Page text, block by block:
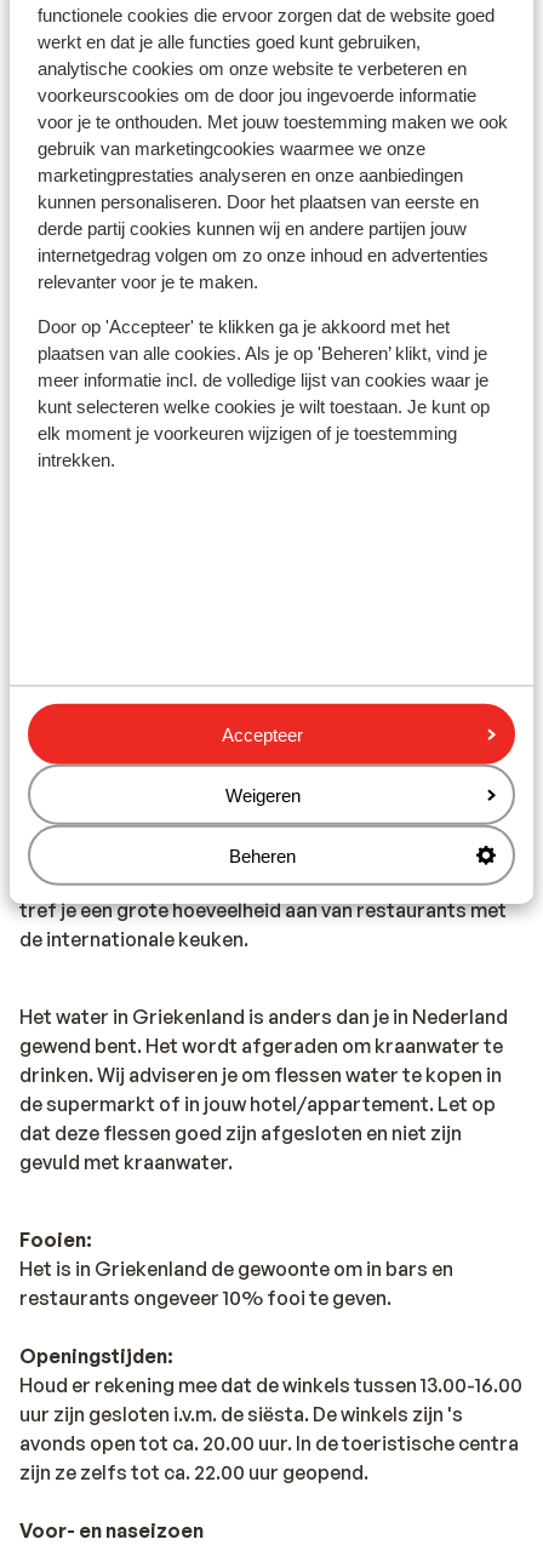
functionele cookies die ervoor zorgen dat de website goed
werkt en dat je alle functies goed kunt gebruiken,
analytische cookies om onze website te verbeteren en
voorkeurscookies om de door jou ingevoerde informatie
voor je te onthouden. Met jouw toestemming maken we ook
gebruik van marketingcookies waarmee we onze
marketingprestaties analyseren en onze aanbiedingen
kunnen personaliseren. Door het plaatsen van eerste en
derde partij cookies kunnen wij en andere partijen jouw
internetgedrag volgen om zo onze inhoud en advertenties
relevanter voor je te maken.
Door op 'Accepteer' te klikken ga je akkoord met het
plaatsen van alle cookies. Als je op 'Beheren’ klikt, vind je
meer informatie incl. de volledige lijst van cookies waar je
kunt selecteren welke cookies je wilt toestaan. Je kunt op
elk moment je voorkeuren wijzigen of je toestemming
intrekken.
Accepteer
Weigeren
Beheren
een geldige identiteitskaart.
Heb je niet de Nederlandse nationaliteit, dan is het
belangrijk om na te vragen of er andere regels van
toepassing zijn. Dit vraag je na bij de ambassade van
het land waar je heen wilt en de landen waar je doorheen
reist.
Het reizen met de juiste documenten is jouw eigen
verantwoordelijkheid. Sunweb kan hiervoor niet
aansprakelijk worden gesteld.
Vaccinatie:
Voor actuele informatie betreffende vaccinaties en
andere gegevens over gezondheid en reizen vind je op
de site van LCR: https://www.lcr.nl/.
Eten & drinken:
Houd je van lekker eten? In Griekenland ben je aan het
juiste adres. De Griekse keuken is divers. In de Griekse
restaurants vind je zowel vlees- als visgerechten, maar
ook smaakvolle vegetarische gerechten. Denk maar
aan Gyros, Mousaka, Calamaris en Tzatziki. Trek in wat
anders? Ook dit is mogelijk. In de toeristische plaatsen
tref je een grote hoeveelheid aan van restaurants met
de internationale keuken.
Het water in Griekenland is anders dan je in Nederland
gewend bent. Het wordt afgeraden om kraanwater te
drinken. Wij adviseren je om flessen water te kopen in
de supermarkt of in jouw hotel/appartement. Let op
dat deze flessen goed zijn afgesloten en niet zijn
gevuld met kraanwater.
Fooien:
Het is in Griekenland de gewoonte om in bars en
restaurants ongeveer 10% fooi te geven.
Openingstijden:
Houd er rekening mee dat de winkels tussen 13.00-16.00
uur zijn gesloten i.v.m. de siësta. De winkels zijn 's
avonds open tot ca. 20.00 uur. In de toeristische centra
zijn ze zelfs tot ca. 22.00 uur geopend.
Voor- en naseizoen